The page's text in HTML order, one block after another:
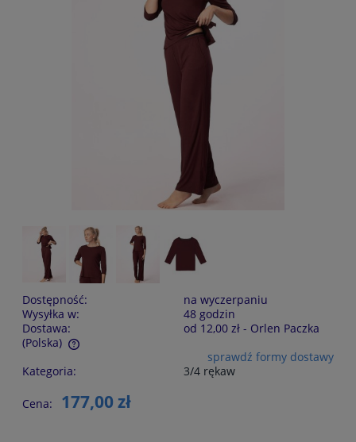
Dostępność:
na wyczerpaniu
Wysyłka w:
48 godzin
Dostawa:
od 12,00 zł - Orlen Paczka
(Polska)
Cena nie zawiera ewentualnych kosztów płatności
sprawdź formy dostawy
Kategoria:
3/4 rękaw
Cena: 177,00 zł